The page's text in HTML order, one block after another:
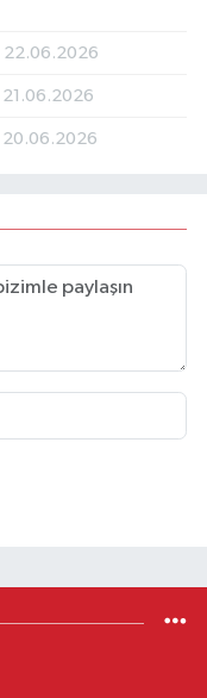
22.06.2026
21.06.2026
20.06.2026